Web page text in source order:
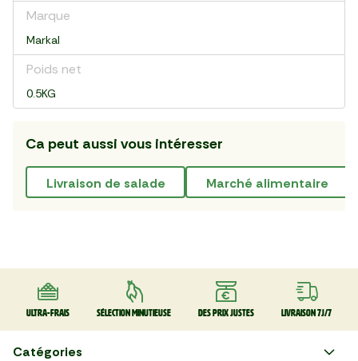
Marque
Markal
Poids net
0.5KG
Ca peut aussi vous intéresser
livraison de salade marché alimentaire
Ultra-frais Sélection minutieuse Des prix justes Livraison 7J/7
Catégories